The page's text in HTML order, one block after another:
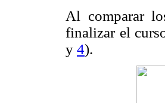
Al comparar
finalizar el
y 4).